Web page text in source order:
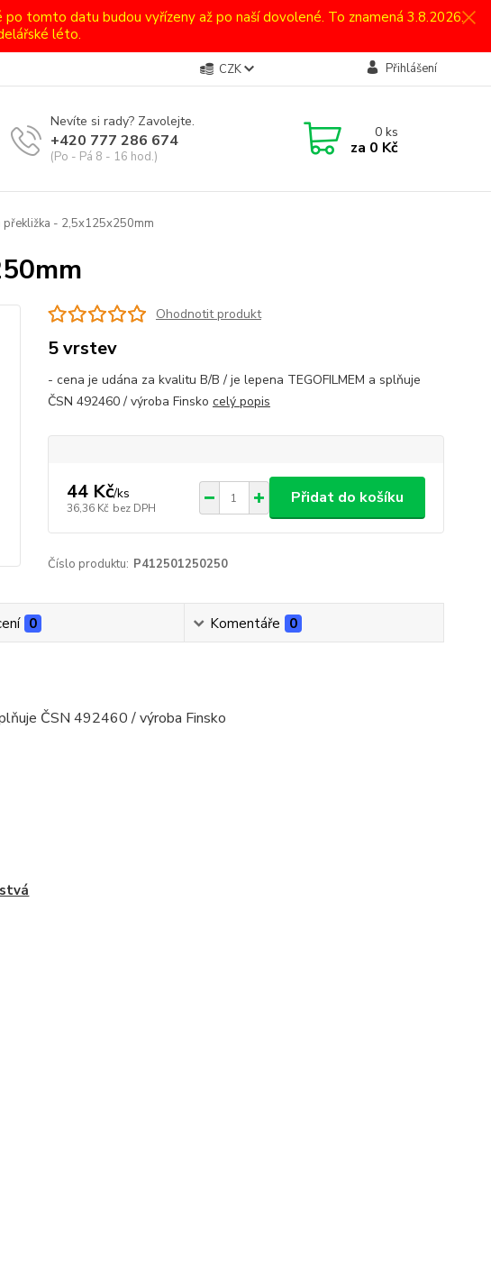
tomto datu budou vyřízeny až po naší dovolené. To znamená 3.8.2026.
léto.
CZK Přihlášení
Nevíte si rady? Zavolejte.
+420 777 286 674
(Po - Pá 8 - 16 hod.)
0ks
za 0 Kč
překližka - 2,5x125x250mm
Ohodnotit produkt
5 vrstev
- cena je udána za kvalitu B/B / je lepena TEGOFILMEM a splňuje
ČSN 492460 / výroba Finsko celý popis
44 Kč/ks
36,36 Kč bez DPH
Přidat do košíku
Číslo produktu: P412501250250
0 Komentáře 0
ČSN 492460 / výroba Finsko